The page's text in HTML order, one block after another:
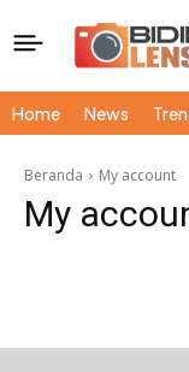
Home News
Beranda My account
My